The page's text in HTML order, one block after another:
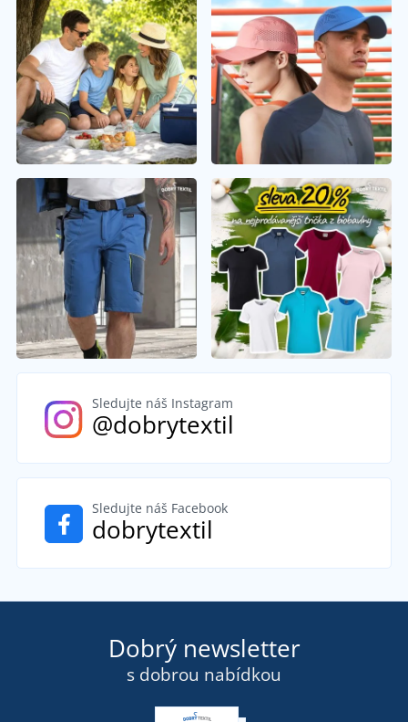
Sledujte náš Instagram
@dobrytextil
Sledujte náš Facebook
dobrytextil
Dobrý newsletter
s dobrou nabídkou